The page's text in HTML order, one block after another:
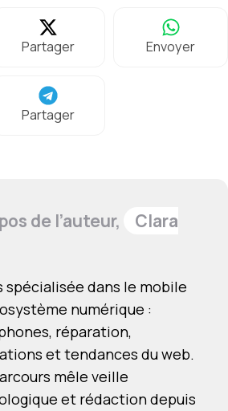
Partager Envoyer
Partager
de l’auteur,
Clara
spécialisée dans le mobile
numérique :
réparation,
et tendances du web.
mêle veille
et rédaction depuis